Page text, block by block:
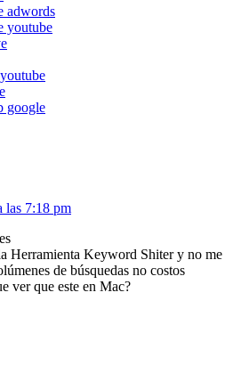
adwords
youtube
google
las 7:18 pm
Herramienta Keyword Shiter y no me
de búsquedas no costos
ver que este en Mac?